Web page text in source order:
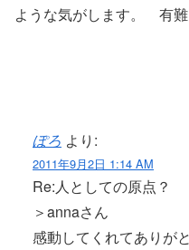
ような気がします。 有
杏
ぽろ より:
2011年9月2日 1:14 AM
Re:人としての原点？
＞annaさん
感動してくれてありが